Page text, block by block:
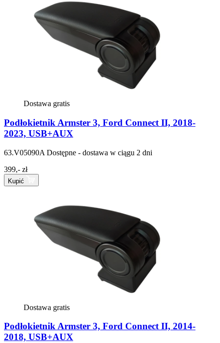
Dostawa gratis
Podłokietnik Armster 3, Ford Connect II, 2018-
2023, USB+AUX
63.V05090A Dostępne - dostawa w ciągu 2 dni
399,- zł
Kupić
Dostawa gratis
Podłokietnik Armster 3, Ford Connect II, 2014-
2018, USB+AUX